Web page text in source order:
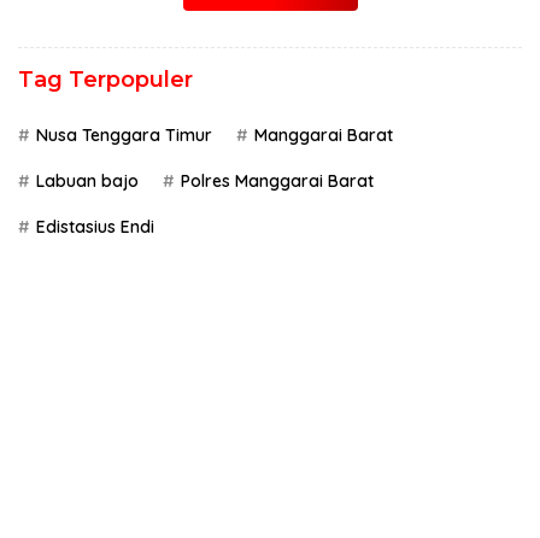
Tag Terpopuler
Nusa Tenggara Timur Manggarai Barat
Labuan bajo Polres Manggarai Barat
Edistasius Endi